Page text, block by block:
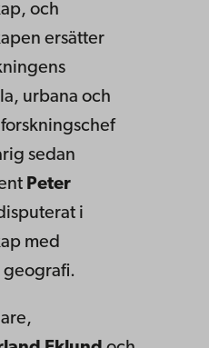
och
ersätter
urbana och
sedan
Peter
i
med